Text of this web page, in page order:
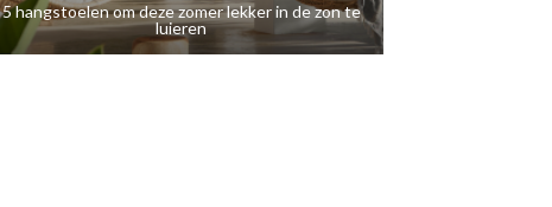
5 hangstoelen om deze zomer lekker in de zon te
luieren